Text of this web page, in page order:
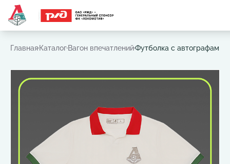
Главная Каталог Вагон впечатленийФутболка с автографами